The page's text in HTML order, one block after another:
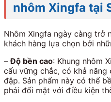
nhôm Xingfa tại
Nhôm Xingfa ngày càng trở
khách hàng lựa chọn bởi
–Độ bền cao: Khung nhôm
cấu vững chắc, có khả
đập. Sản phẩm này có thể
phải đối mặt với điều kiện